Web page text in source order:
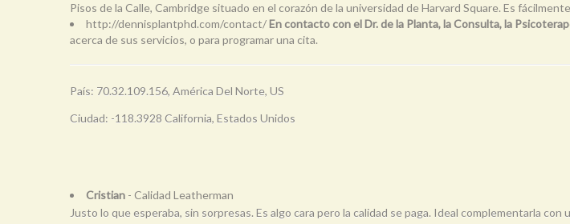
Pisos de la Calle, Cambridge situado en el corazón de la universidad de Harvard Square. Es
http://dennisplantphd.com/contact/En contacto con el Dr. de la Planta, la Consulta, la
acerca de sus servicios, o para programar una cita.
País: 70.32.109.156, América Del Norte, US
Ciudad: -118.3928 California, Estados Unidos
Cristian - Calidad Leatherman
Justo lo que esperaba, sin sorpresas. Es algo cara pero la calidad se paga. Ideal complementarla con